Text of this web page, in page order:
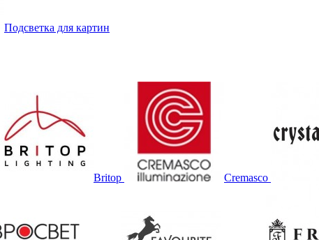
Подсветка для картин
Britop Cremasco